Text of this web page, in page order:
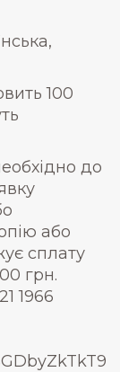
100
до
або
сплату
грн.
1966